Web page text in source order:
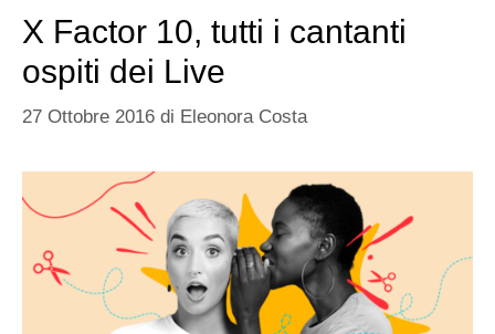
X Factor 10, tutti i cantanti
ospiti dei Live
27 Ottobre 2016 di Eleonora Costa